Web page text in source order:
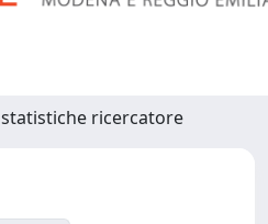
statistiche ricercatore